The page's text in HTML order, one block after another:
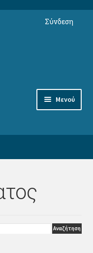
Μενού
Σύνδεση